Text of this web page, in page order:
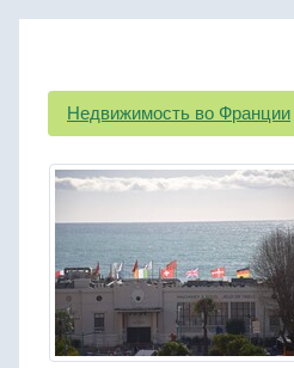
Недвижимость во Франции